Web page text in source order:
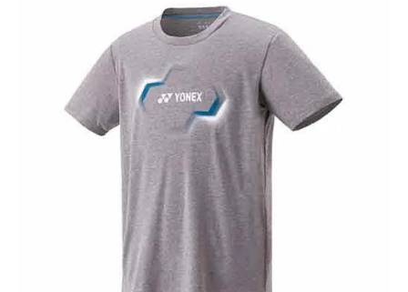
ブランドから選ぶ
SALE品はこちら